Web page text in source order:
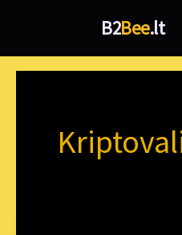
turinio
B2Bee.lt